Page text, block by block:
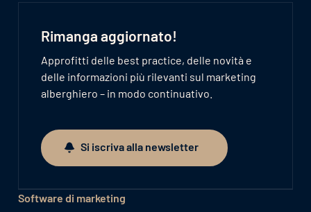
Rimanga aggiornato!
Approfitti delle best practice, delle novità e
delle informazioni più rilevanti sul marketing
alberghiero – in modo continuativo.
Si iscriva alla newsletter
Si iscriva alla newsletter
Software di marketing